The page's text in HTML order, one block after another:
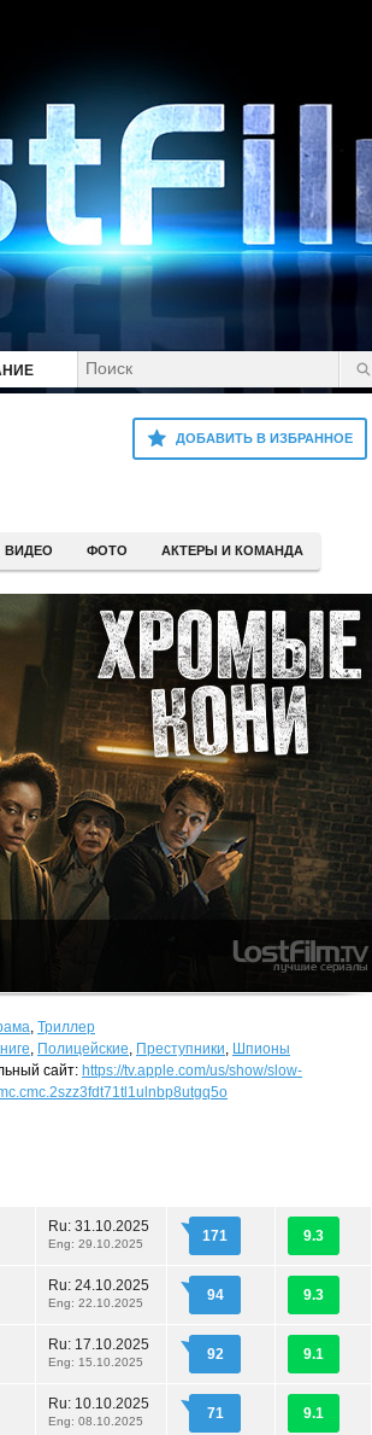
ДОБАВИТЬ В ИЗБРАННОЕ
ВИДЕО ФОТО АКТЕРЫ И КОМАНДА
, Триллер
, Полицейские, Преступники, Шпионы
сайт: https://tv.apple.com/us/show/slow-
Ru: 31.10.2025
Eng: 29.10.2025 171 9.3
Ru: 24.10.2025
Eng: 22.10.2025 94 9.3
Ru: 17.10.2025
Eng: 15.10.2025 92 9.1
Ru: 10.10.2025
Eng: 08.10.2025 71 9.1